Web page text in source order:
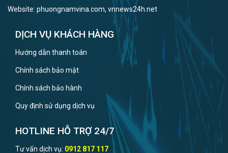
Website: phuongnamvina.com, vnnews24h.net
DỊCH VỤ KHÁCH HÀNG
Hướng dẫn thanh toán
Chính sách bảo mật
Chính sách bảo hành
Quy định sử dụng dịch vụ
HOTLINE HỖ TRỢ 24/7
Tư vấn dịch vụ: 0912 817 117